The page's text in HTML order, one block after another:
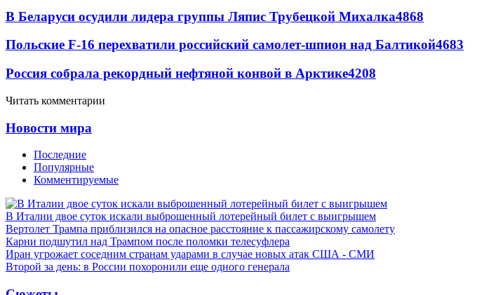
В Беларуси осудили лидера группы Ляпис Трубецкой Михалка4868
Польские F-16 перехватили российский самолет-шпион над Балтикой4683
Россия собрала рекордный нефтяной конвой в Арктике4208
Читать комментарии
Новости мира
Последние
Популярные
Комментируемые
В Италии двое суток искали выброшенный лотерейный билет с выигрышем
Вертолет Трампа приблизился на опасное расстояние к пассажирскому самолету
Карни подшутил над Трампом после поломки телесуфлера
Иран угрожает соседним странам ударами в случае новых атак США - СМИ
Второй за день: в России похоронили еще одного генерала